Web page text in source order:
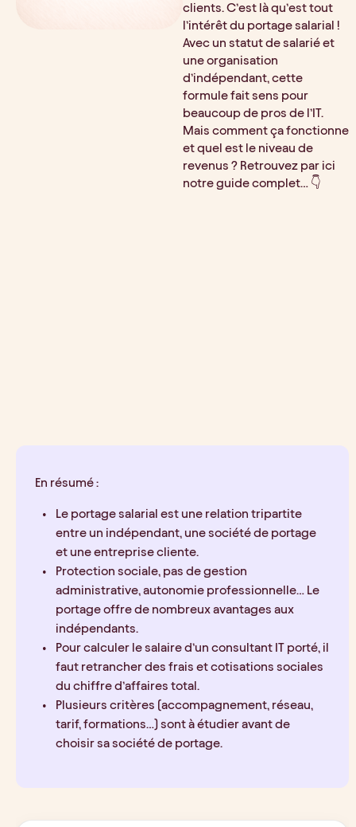
clients. C’est là qu’est tout
l’intérêt du portage salarial !
Avec un statut de salarié et
une organisation
d’indépendant, cette
formule fait sens pour
beaucoup de pros de l’IT.
Mais comment ça fonctionne
et quel est le niveau de
revenus ? Retrouvez par ici
notre guide complet… 👇
En résumé :
Le portage salarial est une relation tripartite
entre un indépendant, une société de portage
et une entreprise cliente.
Protection sociale, pas de gestion
administrative, autonomie professionnelle… Le
portage offre de nombreux avantages aux
indépendants.
Pour calculer le salaire d’un consultant IT porté, il
faut retrancher des frais et cotisations sociales
du chiffre d’affaires total.
Plusieurs critères (accompagnement, réseau,
tarif, formations…) sont à étudier avant de
choisir sa société de portage.